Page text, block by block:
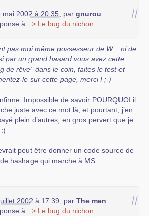
#
mai 2002 à 20:35 par gnurou
à : > Le bug du nichon
pas moi même possesseur de W... ni de
par un grand hasard vous avez cette
de rêve" dans le coin, faites le test et
le sur cette page, merci ! ;-)
Impossible de savoir POURQUOI il
juste avec ce mot là, et pourtant, j’en
plein d’autres, en gros pervert que je
peut être donner un code source de
hashage qui marche à MS...
#
2002 à 17:39 par The men
à : > Le bug du nichon